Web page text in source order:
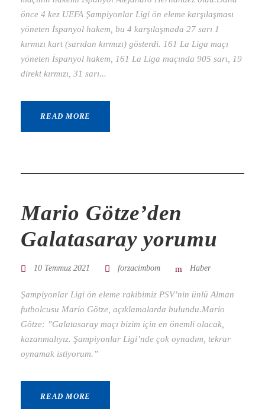
önce 4 kez UEFA Şampiyonlar Ligi ön eleme karşılaşması
yöneten İspanyol hakem, bu 4 karşılaşmada 27 sarı 1
kırmızı kart (sarıdan kırmızı) gösterdi. 161 La Liga maçı
yöneten İspanyol hakem, 161 La Liga maçında 905 sarı, 19
direkt kırmızı, 31 sarı...
READ MORE
Mario Götze’den
Galatasaray yorumu
10 Temmuz 2021 forzacimbom Haber
Şampiyonlar Ligi ön eleme rakibimiz PSV’nin ünlü Alman
futbolcusu Mario Götze, açıklamalarda bulundu.Mario
Götze: ”Galatasaray maçı bizim için en önemli olacak,
kazanmalıyız. Şampiyonlar Ligi’nde çok oynadım, tekrar
oynamak istiyorum.”
READ MORE